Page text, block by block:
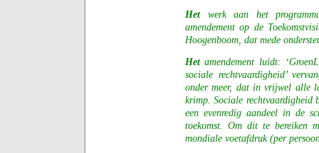
Hetwerk aan het
amendement op de
Hoogenboom, dat mede
Hetamendement luidt:
sociale rechtvaardigheid’
onder meer, dat in vrijwel alle
krimp. Sociale rechtvaardigheid
een evenredig aandeel in de
toekomst. Om dit te bereiken
mondiale voetafdruk (per